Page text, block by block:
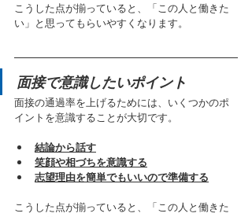
こうした点が揃っていると、「この人と働きた
い」と思ってもらいやすくなります。
面接で意識したいポイント
面接の通過率を上げるためには、いくつかのポ
イントを意識することが大切です。
結論から話す
笑顔や相づちを意識する
志望理由を簡単でもいいので準備する
こうした点が揃っていると、「この人と働きた